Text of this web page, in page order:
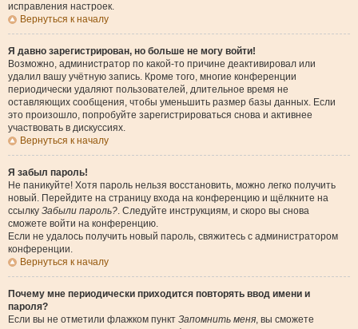
исправления настроек.
Вернуться к началу
Я давно зарегистрирован, но больше не могу войти!
Возможно, администратор по какой-то причине деактивировал или
удалил вашу учётную запись. Кроме того, многие конференции
периодически удаляют пользователей, длительное время не
оставляющих сообщения, чтобы уменьшить размер базы данных. Если
это произошло, попробуйте зарегистрироваться снова и активнее
участвовать в дискуссиях.
Вернуться к началу
Я забыл пароль!
Не паникуйте! Хотя пароль нельзя восстановить, можно легко получить
новый. Перейдите на страницу входа на конференцию и щёлкните на
ссылку Забыли пароль?. Следуйте инструкциям, и скоро вы снова
сможете войти на конференцию.
Если не удалось получить новый пароль, свяжитесь с администратором
конференции.
Вернуться к началу
Почему мне периодически приходится повторять ввод имени и
пароля?
Если вы не отметили флажком пункт Запомнить меня, вы сможете